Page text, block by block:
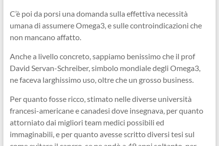
C’è poi da porsi una domanda sulla effettiva necessità
umana di assumere Omega3, e sulle controindicazioni che
non mancano affatto.
Anche a livello concreto, sappiamo benissimo che il prof
David Servan-Schreiber, simbolo mondiale degli Omega3,
ne faceva larghissimo uso, oltre che un grosso business.
Per quanto fosse ricco, stimato nelle diverse università
francesi-americane e canadesi dove insegnava, per quanto
attorniato dai migliori team medici possibili ed
immaginabili, e per quanto avesse scritto diversi tesi sul